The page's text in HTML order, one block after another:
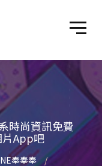
時尚資訊免費
App吧
奉奉奉